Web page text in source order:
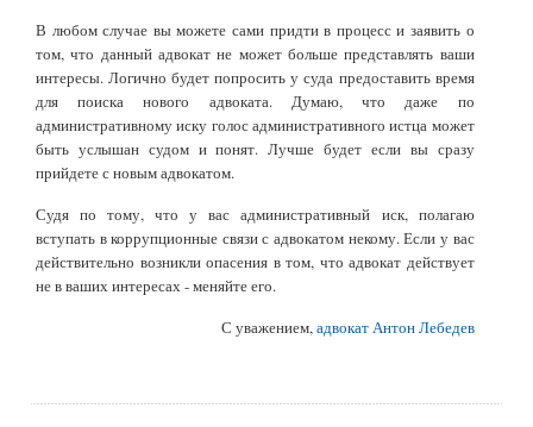
В любом случае вы можете сами придти в процесс и заявить о
том, что данный адвокат не может больше представлять ваши
интересы. Логично будет попросить у суда предоставить время
для поиска нового адвоката. Думаю, что даже по
административному иску голос административного истца может
быть услышан судом и понят. Лучше будет если вы сразу
прийдете с новым адвокатом.
Судя по тому, что у вас административный иск, полагаю
вступать в коррупционные связи с адвокатом некому. Если у вас
действительно возникли опасения в том, что адвокат действует
не в ваших интересах - меняйте его.
С уважением,адвокат Антон Лебедев